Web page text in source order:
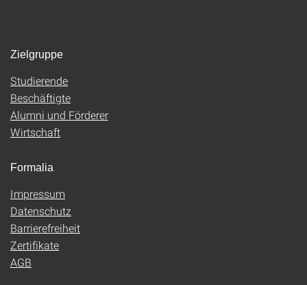
Zielgruppe
Studierende
Beschäftigte
Alumni und Förderer
Wirtschaft
Formalia
Impressum
Datenschutz
Barrierefreiheit
Zertifikate
AGB